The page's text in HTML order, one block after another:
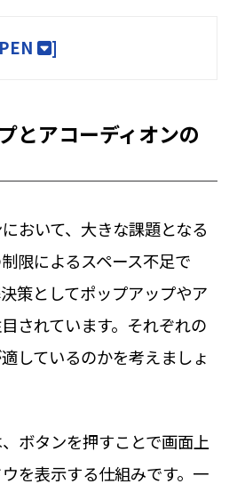
]
とアコーディオンの
おいて、大きな課題となる
限によるスペース不足で
策としてポップアップやア
されています。それぞれの
しているのかを考えましょ
ボタンを押すことで画面上
を表示する仕組みです。一